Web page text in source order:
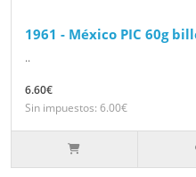
1961 - México PIC 60g
..
6.60€
Sin impuestos: 6.00€